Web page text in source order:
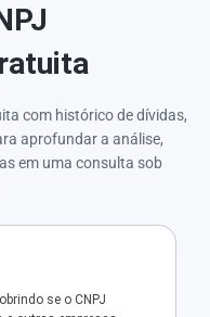
com histórico de dívidas,
aprofundar a análise,
em uma consulta sob
se o CNPJ